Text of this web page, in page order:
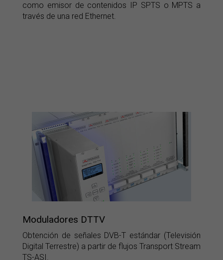
como emisor de contenidos IP SPTS o MPTS a
través de una red Ethernet.
Moduladores DTTV
Obtención de señales DVB-T estándar (Televisión
Digital Terrestre) a partir de flujos Transport Stream
TS-ASI.